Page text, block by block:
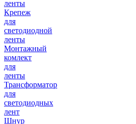
ленты
Крепеж
для
светодиодной
ленты
Монтажный
комлект
для
ленты
Трансформатор
для
светодиодных
лент
Шнур